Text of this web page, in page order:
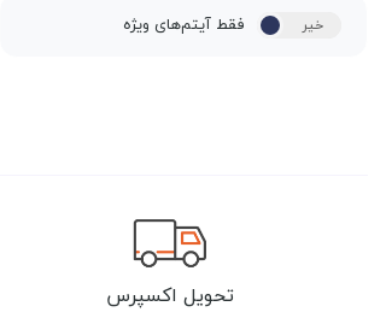
بله خیر فقط آیتم‌های ویژه
تحویل اکسپرس